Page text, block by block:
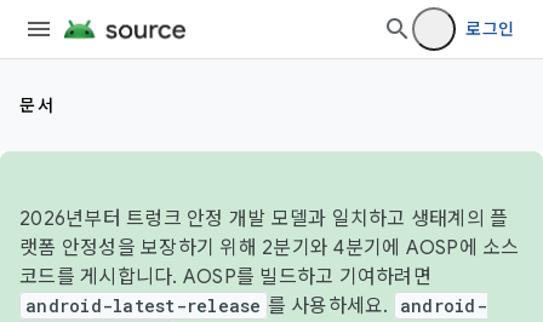
로그인
문서
2026년부터 트렁크 안정 개발 모델과 일치하고 생태계의 플
랫폼 안정성을 보장하기 위해 2분기와 4분기에 AOSP에 소스
코드를 게시합니다. AOSP를 빌드하고 기여하려면
android-latest-release 를 사용하세요.
android-